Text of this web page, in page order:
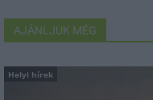
AJÁNLJUK MÉG
Helyi hírek